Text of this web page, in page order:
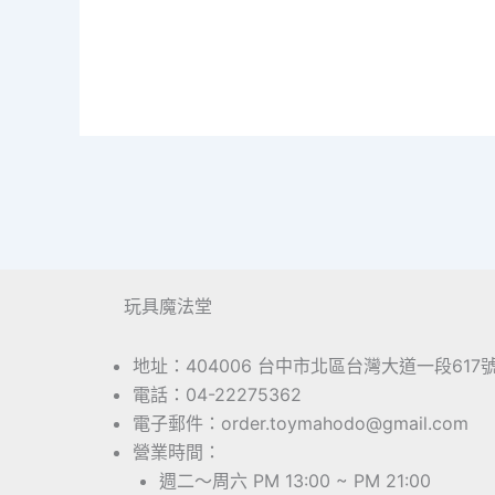
玩具魔法堂
地址：404006 台中市北區台灣大道一段617
電話：04-22275362
電子郵件：order.toymahodo@gmail.com
營業時間：
週二～周六 PM 13:00 ~ PM 21:00